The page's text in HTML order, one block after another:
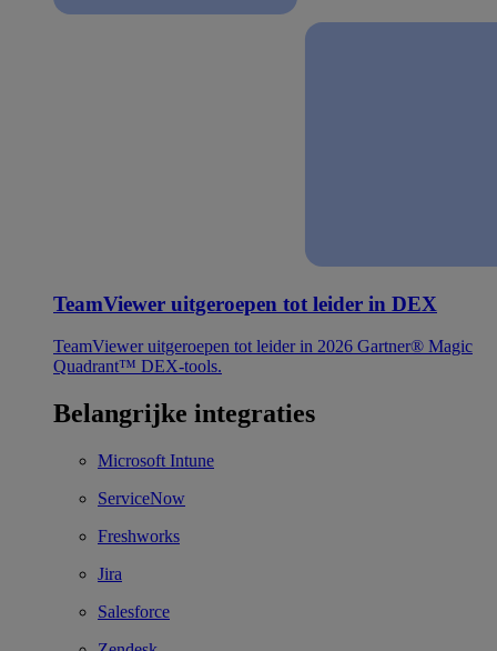
TeamViewer uitgeroepen tot leider in DEX
TeamViewer uitgeroepen tot leider in 2026 Gartner® Magic
Quadrant™ DEX-tools.
Belangrijke integraties
Microsoft Intune
ServiceNow
Freshworks
Jira
Salesforce